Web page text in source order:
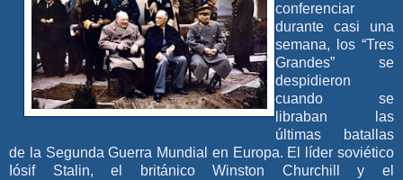
conferenciar
durante casi una
semana, los “Tres
Grandes” se
despidieron
cuando se
libraban las
últimas batallas
de la Segunda Guerra Mundial en Europa. El líder soviético
Iósif Stalin, el británico Winston Churchill y el